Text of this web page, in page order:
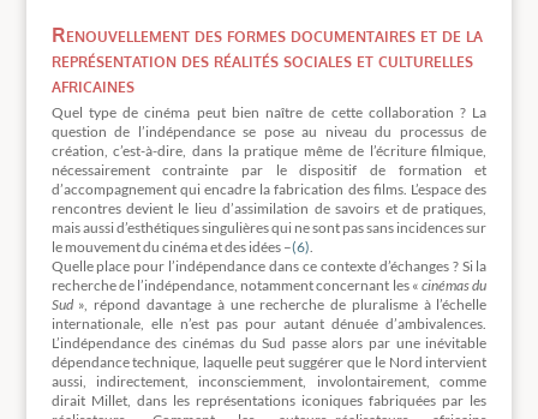
Renouvellement des formes documentaires et de la
représentation des réalités sociales et culturelles
africaines
Quel type de cinéma peut bien naître de cette collaboration ? La
question de l’indépendance se pose au niveau du processus de
création, c’est-à-dire, dans la pratique même de l’écriture filmique,
nécessairement contrainte par le dispositif de formation et
d’accompagnement qui encadre la fabrication des films. L’espace des
rencontres devient le lieu d’assimilation de savoirs et de pratiques,
mais aussi d’esthétiques singulières qui ne sont pas sans incidences sur
le mouvement du cinéma et des idées –(6).
Quelle place pour l’indépendance dans ce contexte d’échanges ? Si la
recherche de l’indépendance, notamment concernant les «cinémas du
Sud », répond davantage à une recherche de pluralisme à l’échelle
internationale, elle n’est pas pour autant dénuée d’ambivalences.
L’indépendance des cinémas du Sud passe alors par une inévitable
dépendance technique, laquelle peut suggérer que le Nord intervient
aussi, indirectement, inconsciemment, involontairement, comme
dirait Millet, dans les représentations iconiques fabriquées par les